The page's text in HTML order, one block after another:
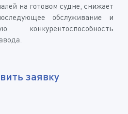
на готовом судне, снижает
обслуживание и
заявку